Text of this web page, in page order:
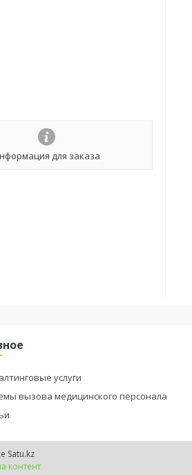
для заказа
услуги
вызова медицинского персонала
Satu.kz
контент